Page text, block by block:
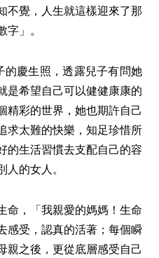
不覺，人生就這樣迎來了那
」。
慶生照，透露兒子有問她
是希望自己可以健健康康的
精彩的世界，她也期許自己
求太難的快樂，知足珍惜所
的生活習慣去支配自己的容
的女人。
命，「我親愛的媽媽！生命
感受，認真的活著；每個瞬
親之後，更從底層感受自己